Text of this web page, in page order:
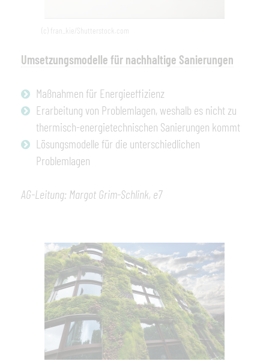
(c) fran_kie/Shutterstock.com
Umsetzungsmodelle für nachhaltige Sanierungen
Maßnahmen für Energieeffizienz
Erarbeitung von Problemlagen, weshalb es nicht zu
thermisch-energietechnischen Sanierungen kommt
Lösungsmodelle für die unterschiedlichen
Problemlagen
AG-Leitung: Margot Grim-Schlink, e7